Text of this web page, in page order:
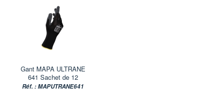
Gant MAPA ULTRANE
641 Sachet de 12
Réf. : MAPUTRANE641